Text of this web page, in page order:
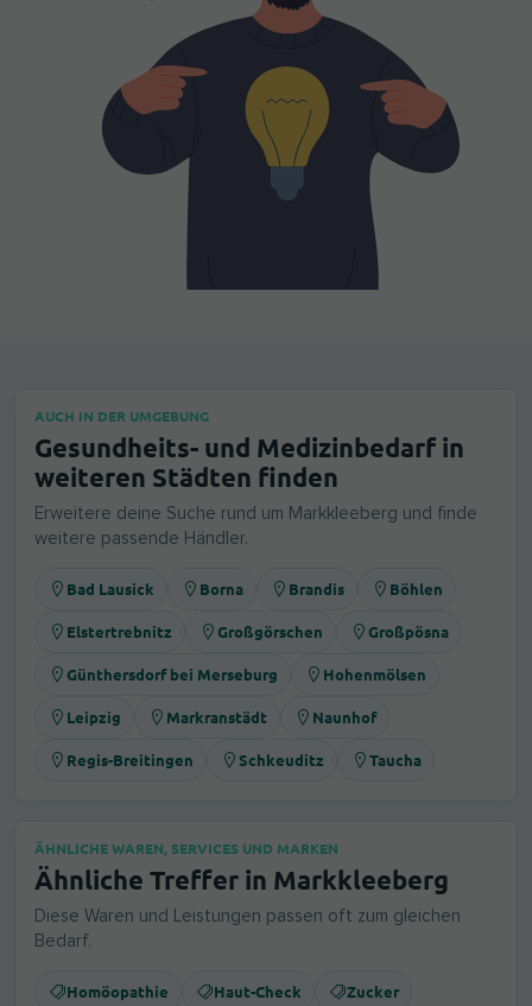
AUCH IN DER UMGEBUNG
Gesundheits- und Medizinbedarf in
weiteren Städten finden
Erweitere deine Suche rund um Markkleeberg und finde
weitere passende Händler.
Bad Lausick Borna Brandis Böhlen
Elstertrebnitz Großgörschen Großpösna
Günthersdorf bei Merseburg Hohenmölsen
Leipzig Markranstädt Naunhof
Regis-Breitingen Schkeuditz Taucha
ÄHNLICHE WAREN, SERVICES UND MARKEN
Ähnliche Treffer in Markkleeberg
Diese Waren und Leistungen passen oft zum gleichen
Bedarf.
Homöopathie Haut-Check Zucker